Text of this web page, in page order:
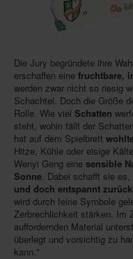
Die Jury begründete ihre
erschaffen eine fruchtbare,
werden zwar nicht so riesig
Schachtel. Doch die Größe
Rolle. Wie viel Schatten
steht, wohin fällt der
hat auf dem Spielbrett
Hitze, Kühle oder eisige
Wenyi Geng eine sensible
Sonne . Dabei schafft sie es,
und doch entspannt
wird durch feine Symbole
Zerbrechlichkeit stärken. Im
auffordernden Material
überlegt und vorsichtig zu
kann."